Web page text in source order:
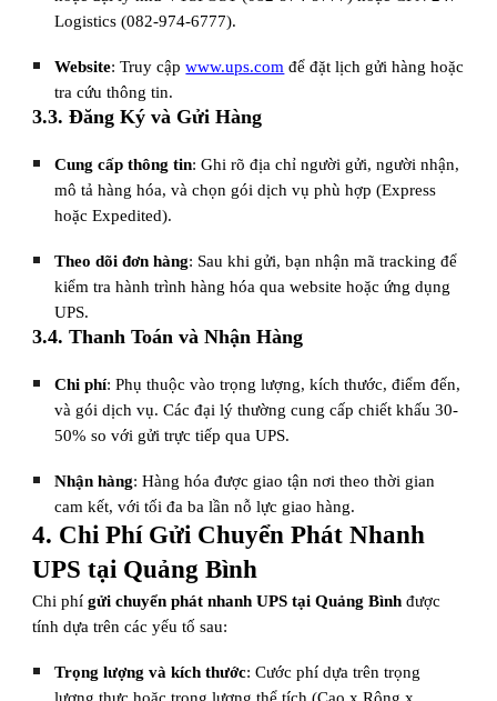
Logistics (082-974-6777).
Website: Truy cập www.ups.com để đặt lịch gửi hàng hoặc
tra cứu thông tin.
3.3. Đăng Ký và Gửi Hàng
Cung cấp thông tin: Ghi rõ địa chỉ người gửi, người nhận,
mô tả hàng hóa, và chọn gói dịch vụ phù hợp (Express
hoặc Expedited).
Theo dõi đơn hàng: Sau khi gửi, bạn nhận mã tracking để
kiểm tra hành trình hàng hóa qua website hoặc ứng dụng
UPS.
3.4. Thanh Toán và Nhận Hàng
Chi phí: Phụ thuộc vào trọng lượng, kích thước, điểm đến,
và gói dịch vụ. Các đại lý thường cung cấp chiết khấu 30-
50% so với gửi trực tiếp qua UPS.
Nhận hàng: Hàng hóa được giao tận nơi theo thời gian
cam kết, với tối đa ba lần nỗ lực giao hàng.
4. Chi Phí Gửi Chuyển Phát Nhanh
UPS tại Quảng Bình
Chi phígửi chuyển phát nhanh UPS tại Quảng Bình được
tính dựa trên các yếu tố sau:
Trọng lượng và kích thước: Cước phí dựa trên trọng